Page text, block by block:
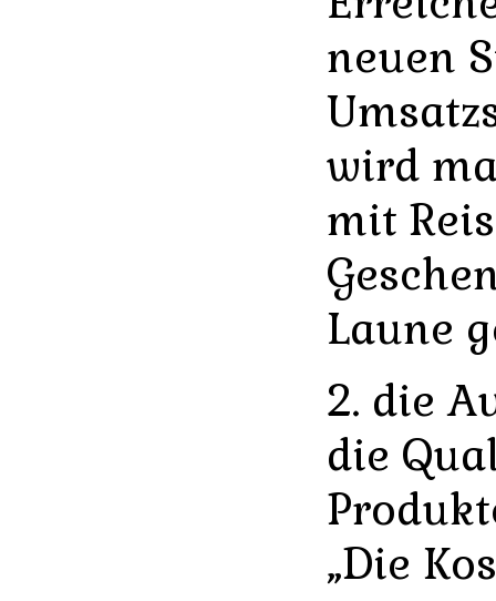
neuen
wird
mit
Laune
2. die
die
„Die